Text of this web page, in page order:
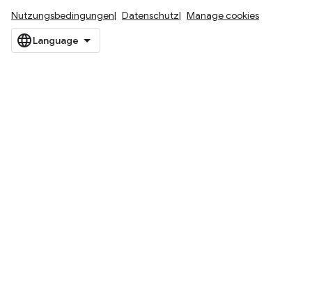
Nutzungsbedingungen Datenschutz Manage cookies